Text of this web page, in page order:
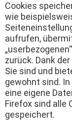
Cookies
wie
aufrufen,
zurück. Dank
Sie sind und
gewohnt sind.
eine eigene
Firefox sind alle
gespeichert.